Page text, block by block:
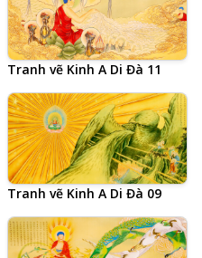
Tranh vẽ Kinh A Di Đà 11
Tranh vẽ Kinh A Di Đà 09